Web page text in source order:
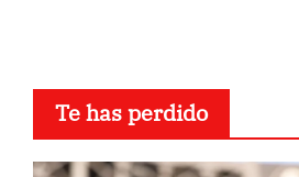
Te has perdido